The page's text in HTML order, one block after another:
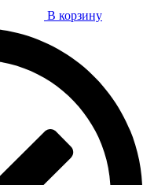
В корзину